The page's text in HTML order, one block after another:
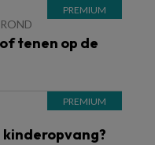
tenen op de